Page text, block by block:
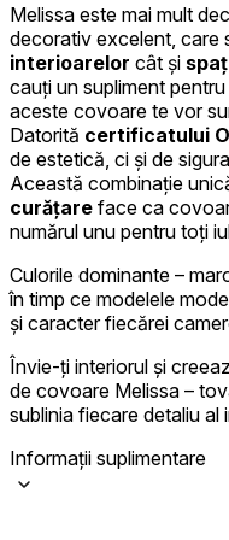
Melissa este mai mult
decorativ excelent, care
interioarelor cât și
cauți un supliment
aceste covoare te vor
Datorită certificatului
de estetică, ci și de
Această combinație
curățare face ca
numărul unu pentru toți
Culorile dominante –
în timp ce modelele
și caracter fiecărei
Învie-ți interiorul și
de covoare Melissa –
sublinia fiecare detaliu al
Informații suplimentare